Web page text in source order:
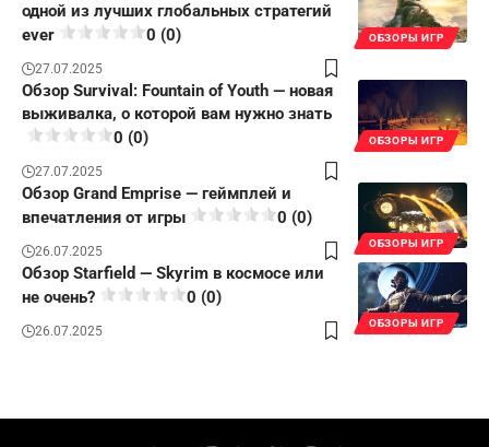
ОБЗОРЫ ИГР
одной из лучших глобальных стратегий
ever
0 (0)
27.07.2025
ОБЗОРЫ ИГР
Обзор Survival: Fountain of Youth — новая
выживалка, о которой вам нужно знать
0 (0)
27.07.2025
ОБЗОРЫ ИГР
Обзор Grand Emprise — геймплей и
впечатления от игры
0 (0)
26.07.2025
ОБЗОРЫ ИГР
Обзор Starfield — Skyrim в космосе или
не очень?
0 (0)
26.07.2025